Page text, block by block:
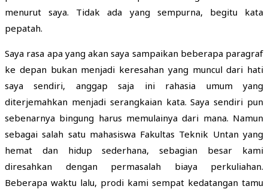
menurut saya. Tidak ada yang sempurna, begitu kata
pepatah.
Saya rasa apa yang akan saya sampaikan beberapa paragraf
ke depan bukan menjadi keresahan yang muncul dari hati
saya sendiri, anggap saja ini rahasia umum yang
diterjemahkan menjadi serangkaian kata. Saya sendiri pun
sebenarnya bingung harus memulainya dari mana. Namun
sebagai salah satu mahasiswa Fakultas Teknik Untan yang
hemat dan hidup sederhana, sebagian besar kami
diresahkan dengan permasalah biaya perkuliahan.
Beberapa waktu lalu, prodi kami sempat kedatangan tamu